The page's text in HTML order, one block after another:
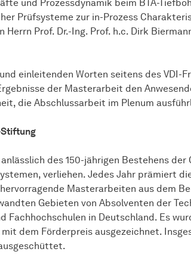
und Prozessdynamik beim BTA-
Prüfsysteme zur in-Prozess
Herrn Prof. Dr.-Ing. Prof. h.c. Dirk
einleitenden Worten seitens des VDI-
der Masterarbeit den
die Abschlussarbeit im Plenum
des 150-jährigen Bestehens der
verliehen. Jedes Jahr prämiert
Masterarbeiten aus dem
Gebieten von Absolventen der
Fachhochschulen in Deutschland. Es
dem Förderpreis ausgezeichnet.